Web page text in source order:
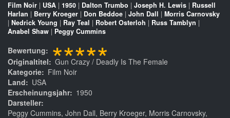
Film Noir | USA | 1950 | Dalton Trumbo | Joseph H. Lewis | Russell
Harlan | Berry Kroeger | Don Beddoe | John Dall | Morris Carnovsky
| Nedrick Young | Ray Teal | Robert Osterloh | Russ Tamblyn |
Anabel Shaw | Peggy Cummins
Bewertung *****
Originaltitel
Gun Crazy / Deadly Is The Female
Kategorie
Film Noir
Land
USA
Erscheinungsjahr
1950
Darsteller
Peggy Cummins, John Dall, Berry Kroeger, Morris Carnovsky,